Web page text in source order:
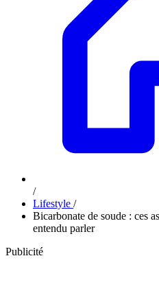
/
Lifestyle /
Bicarbonate de soude : ces
entendu parler
Publicité